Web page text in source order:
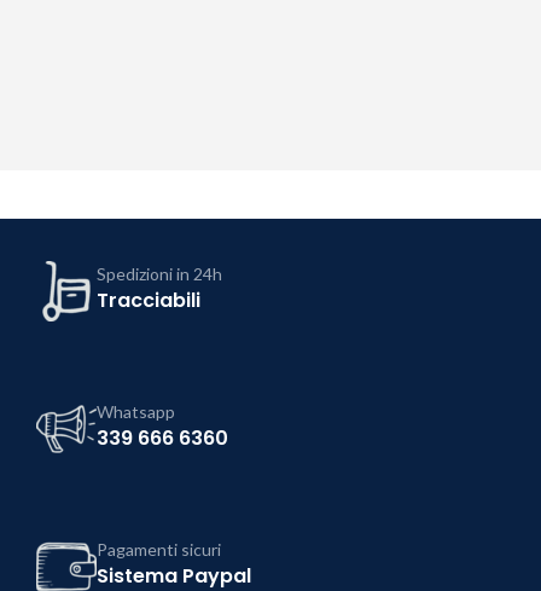
Spedizioni in 24h
Tracciabili
Whatsapp
339 666 6360
Pagamenti sicuri
Sistema Paypal